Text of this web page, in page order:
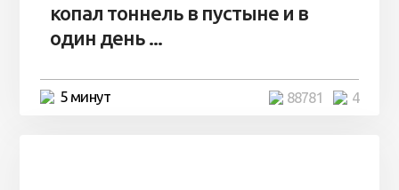
копал тоннель в пустыне и в
один день ...
5 минут 4
88781